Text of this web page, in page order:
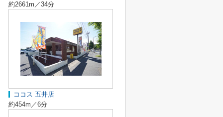
約2661m／34分
ココス 五井店
約454m／6分